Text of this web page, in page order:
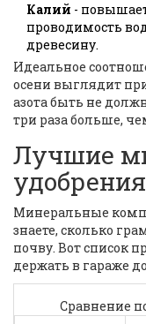
Калий -
проводимость
древесину.
Идеальное
осени выглядит
азота быть не
три раза больше,
Лучшие
Минеральные
знаете, сколько
почву. Вот список
держать в гараже
Сравнение